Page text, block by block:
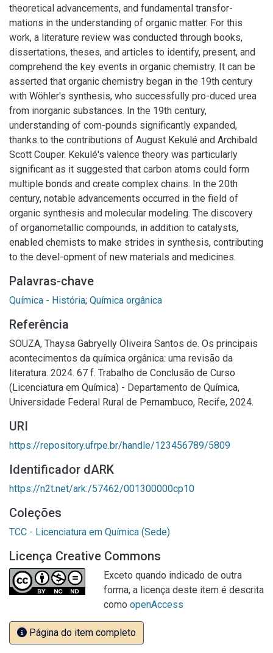
theoretical advancements, and fundamental transfor-
mations in the understanding of organic matter. For this
work, a literature review was conducted through books,
dissertations, theses, and articles to identify, present, and
comprehend the key events in organic chemistry. It can be
asserted that organic chemistry began in the 19th century
with Wöhler's synthesis, who successfully pro-duced urea
from inorganic substances. In the 19th century,
understanding of com-pounds significantly expanded,
thanks to the contributions of August Kekulé and Archibald
Scott Couper. Kekulé's valence theory was particularly
significant as it suggested that carbon atoms could form
multiple bonds and create complex chains. In the 20th
century, notable advancements occurred in the field of
organic synthesis and molecular modeling. The discovery
of organometallic compounds, in addition to catalysts,
enabled chemists to make strides in synthesis, contributing
to the devel-opment of new materials and medicines.
Palavras-chave
Química - História; Química orgânica
Referência
SOUZA, Thaysa Gabryelly Oliveira Santos de. Os principais
acontecimentos da química orgânica: uma revisão da
literatura. 2024. 67 f. Trabalho de Conclusão de Curso
(Licenciatura em Química) - Departamento de Química,
Universidade Federal Rural de Pernambuco, Recife, 2024.
URI
https://repository.ufrpe.br/handle/123456789/5809
Identificador dARK
https://n2t.net/ark:/57462/001300000cp10
Coleções
TCC - Licenciatura em Química (Sede)
Licença Creative Commons
Exceto quando indicado de outra
forma, a licença deste item é descrita
como openAccess
Página do item completo